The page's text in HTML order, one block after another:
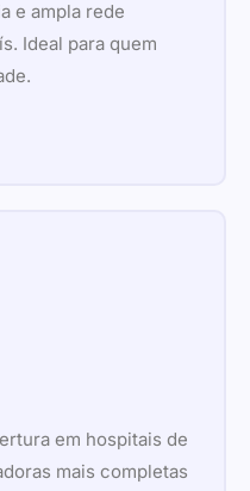
e ampla rede
Ideal para quem
em hospitais de
mais completas